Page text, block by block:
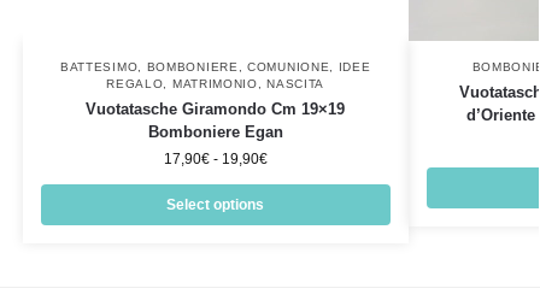
BATTESIMO BOMBONIERE ,COMUNIONE
IDEE
REGALO
MATRIMONIO ,NASCITA
Vuotatasche Giramondo Cm 19×19
Bomboniere Egan
17,90€ - 19,90€
Select options